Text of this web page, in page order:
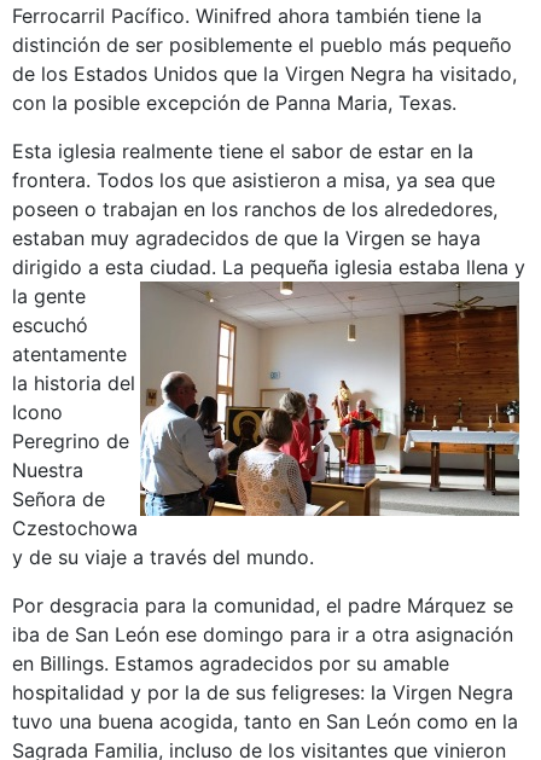
Ferrocarril Pacífico. Winifred ahora también tiene la
distinción de ser posiblemente el pueblo más pequeño
de los Estados Unidos que la Virgen Negra ha visitado,
con la posible excepción de Panna Maria, Texas.
Esta iglesia realmente tiene el sabor de estar en la
frontera. Todos los que asistieron a misa, ya sea que
poseen o trabajan en los ranchos de los alrededores,
estaban muy agradecidos de que la Virgen se haya
dirigido a esta ciudad. La pequeña iglesia estaba llena y
la gente
escuchó
atentamente
la historia del
Icono
Peregrino de
Nuestra
Señora de
Czestochowa
y de su viaje a través del mundo.
Por desgracia para la comunidad, el padre Márquez se
iba de San León ese domingo para ir a otra asignación
en Billings. Estamos agradecidos por su amable
hospitalidad y por la de sus feligreses: la Virgen Negra
tuvo una buena acogida, tanto en San León como en la
Sagrada Familia, incluso de los visitantes que vinieron